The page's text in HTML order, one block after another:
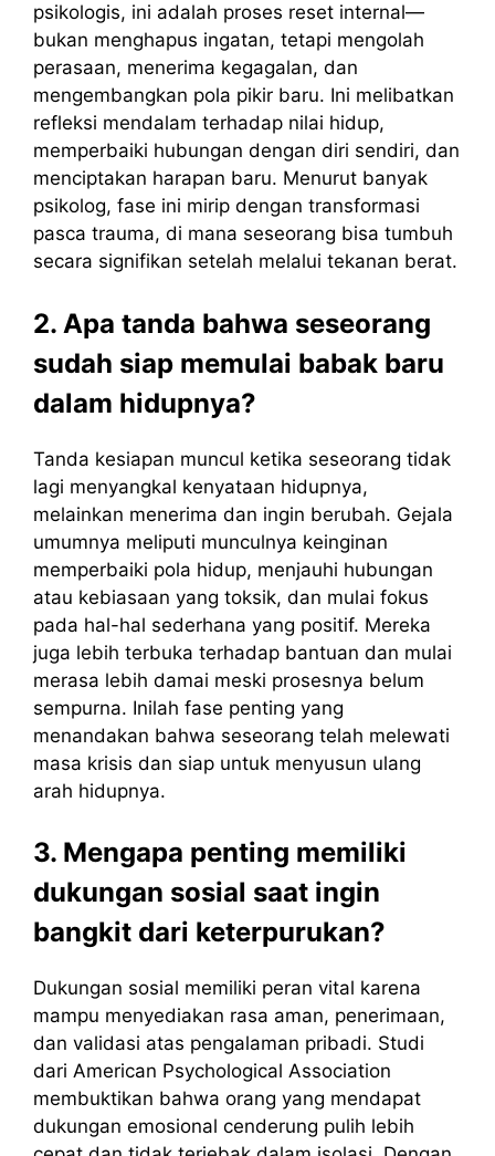
psikologis, ini adalah proses reset internal—
bukan menghapus ingatan, tetapi mengolah
perasaan, menerima kegagalan, dan
mengembangkan pola pikir baru. Ini melibatkan
refleksi mendalam terhadap nilai hidup,
memperbaiki hubungan dengan diri sendiri, dan
menciptakan harapan baru. Menurut banyak
psikolog, fase ini mirip dengan transformasi
pasca trauma, di mana seseorang bisa tumbuh
secara signifikan setelah melalui tekanan berat.
2. Apa tanda bahwa seseorang
sudah siap memulai babak baru
dalam hidupnya?
Tanda kesiapan muncul ketika seseorang tidak
lagi menyangkal kenyataan hidupnya,
melainkan menerima dan ingin berubah. Gejala
umumnya meliputi munculnya keinginan
memperbaiki pola hidup, menjauhi hubungan
atau kebiasaan yang toksik, dan mulai fokus
pada hal-hal sederhana yang positif. Mereka
juga lebih terbuka terhadap bantuan dan mulai
merasa lebih damai meski prosesnya belum
sempurna. Inilah fase penting yang
menandakan bahwa seseorang telah melewati
masa krisis dan siap untuk menyusun ulang
arah hidupnya.
3. Mengapa penting memiliki
dukungan sosial saat ingin
bangkit dari keterpurukan?
Dukungan sosial memiliki peran vital karena
mampu menyediakan rasa aman, penerimaan,
dan validasi atas pengalaman pribadi. Studi
dari American Psychological Association
membuktikan bahwa orang yang mendapat
dukungan emosional cenderung pulih lebih